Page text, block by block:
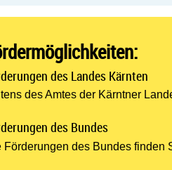
des Landes Kärnten
des Amtes der Kärntner
des Bundes
Förderungen des Bundes finden